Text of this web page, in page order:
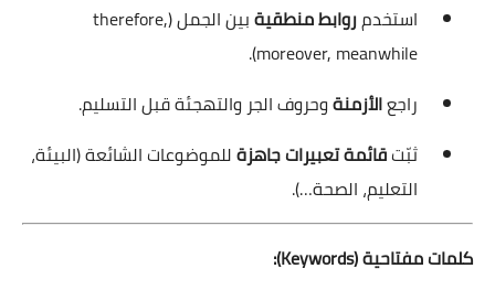
استخدمروابط منطقية
بين الجمل (therefore,
moreover, meanwhile).
راجعالأزمنةوحروف الجر والتهجئة قبل التسليم.
ثبّتقائمة تعبيرات جاهزةللموضوعات الشائعة (البيئة،
التعليم، الصحة…).
كلمات مفتاحية (Keywords):